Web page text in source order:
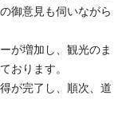
御意見も伺いながら
が増加し、観光のま
おります。
が完了し、順次、道